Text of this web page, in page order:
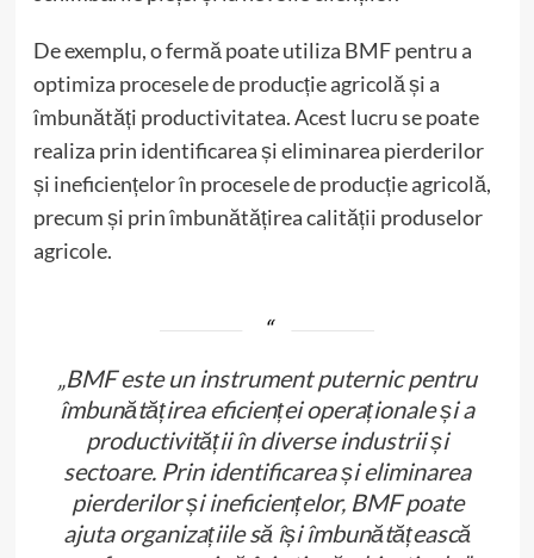
De exemplu, o fermă poate utiliza BMF pentru a
optimiza procesele de producție agricolă și a
îmbunătăți productivitatea. Acest lucru se poate
realiza prin identificarea și eliminarea pierderilor
și ineficiențelor în procesele de producție agricolă,
precum și prin îmbunătățirea calității produselor
agricole.
„BMF este un instrument puternic pentru
îmbunătățirea eficienței operaționale și a
productivității în diverse industrii și
sectoare. Prin identificarea și eliminarea
pierderilor și ineficiențelor, BMF poate
ajuta organizațiile să își îmbunătățească